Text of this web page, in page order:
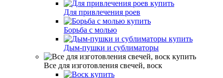
Для привлечения роев
Борьба с молью
Дым-пушки и сублиматоры
Все для изготовления свечей, воск